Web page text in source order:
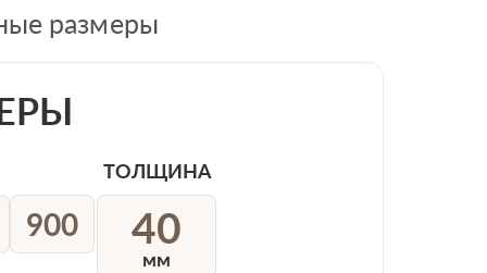
размеры
900
ТОЛЩИНА
40
мм